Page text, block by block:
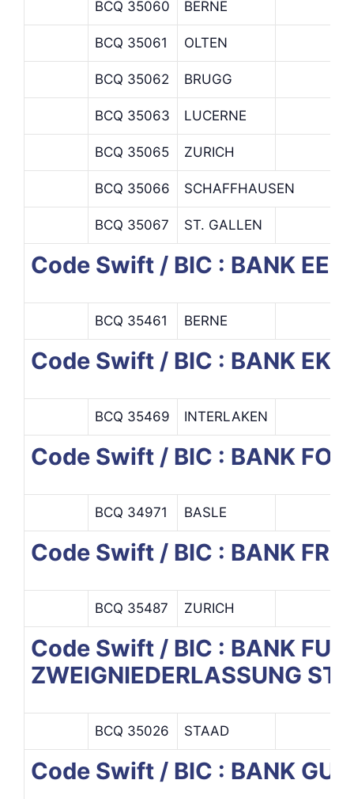
BCQ 35060 BERNE
BCQ 35061 OLTEN
BCQ 35062 BRUGG
BCQ 35063 LUCERNE
BCQ 35065 ZURICH
BCQ 35066 SCHAFFHAUSEN
BCQ 35067 ST. GALLEN
Code Swift / BIC : BANK EEK
BCQ 35461 BERNE
Code Swift / BIC : BANK EKI
BCQ 35469 INTERLAKEN
Code Swift / BIC : BANK
BCQ 34971 BASLE
Code Swift / BIC : BANK
BCQ 35487 ZURICH
Code Swift / BIC : BANK
ZWEIGNIEDERLASSUNG
BCQ 35026 STAAD
Code Swift / BIC : BANK